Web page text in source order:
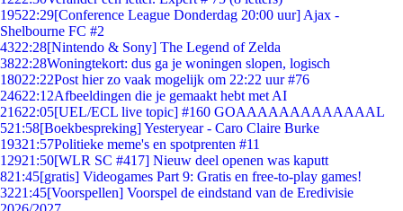
19522:29[Conference League Donderdag 20:00 uur] Ajax -
Shelbourne FC #2
4322:28[Nintendo & Sony] The Legend of Zelda
3822:28Woningtekort: dus ga je woningen slopen, logisch
18022:22Post hier zo vaak mogelijk om 22:22 uur #76
24622:12Afbeeldingen die je gemaakt hebt met AI
21622:05[UEL/ECL live topic] #160 GOAAAAAAAAAAAAAL
521:58[Boekbespreking] Yesteryear - Caro Claire Burke
19321:57Politieke meme's en spotprenten #11
12921:50[WLR SC #417] Nieuw deel openen was kaputt
821:45[gratis] Videogames Part 9: Gratis en free-to-play games!
3221:45[Voorspellen] Voorspel de eindstand van de Eredivisie